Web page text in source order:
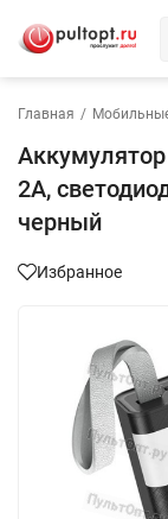
Главная /
2A,
черный
Избранное